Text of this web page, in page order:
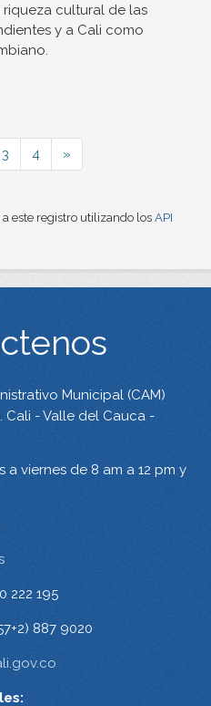
cultural de las
y a Cali como
3 4 »
este registro utilizando los API
Municipal (CAM)
Cali - Valle del Cauca -
a viernes de 8 am a 12 pm y
222 195
887 9020